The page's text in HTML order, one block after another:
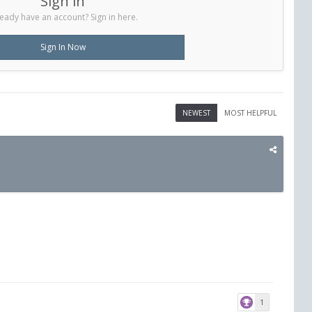
have an account? Sign in here.
Sign In Now
MOST HELPFUL
NEWEST
1